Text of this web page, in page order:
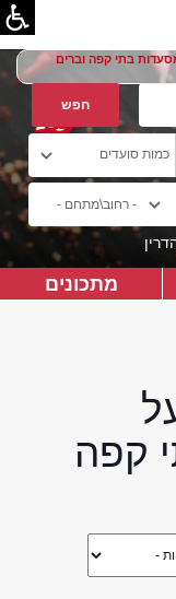
בתי קפה וברים
מתכונים
קפה